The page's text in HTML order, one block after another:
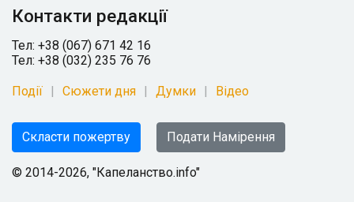
Контакти редакції
Тел: +38 (067) 671 42 16
Тел: +38 (032) 235 76 76
Події Сюжети дня Думки Відео
Скласти пожертву Подати Намірення
© 2014-2026, "Капеланство.info"